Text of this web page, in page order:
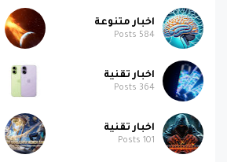
اخبار متنوعة
584
اخبار تقنية
364
اخبار تقنية
101